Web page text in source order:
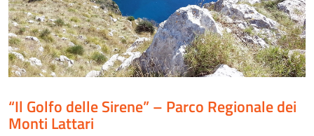
“Il Golfo delle Sirene” – Parco Regionale dei
Monti Lattari